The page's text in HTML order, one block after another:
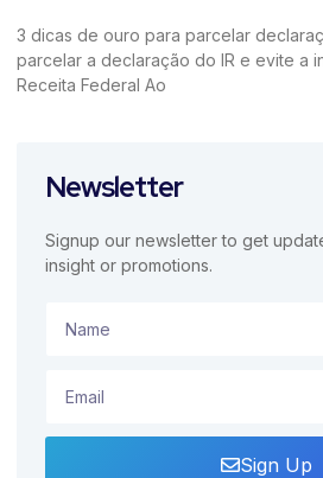
3 dicas de ouro para parcelar
parcelar a declaração do IR e evite a
Receita Federal Ao
Newsletter
Signup our newsletter to get
insight or promotions.
Sign Up